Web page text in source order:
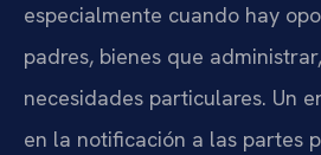
especialmente cuando hay
padres, bienes que
necesidades particulares. Un
en la notificación a las partes